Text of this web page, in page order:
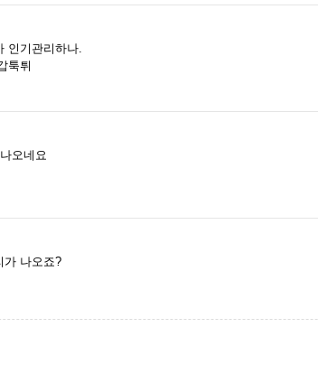
인기관리하나.
툭튀
오네요
가 나오죠?